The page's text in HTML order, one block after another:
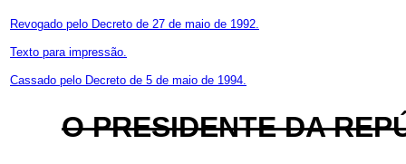
Revogado pelo Decreto de 27 de maio de 1992.
Texto para impressão.
Cassado pelo Decreto de 5 de maio de 1994.
O PRESIDENTE DA